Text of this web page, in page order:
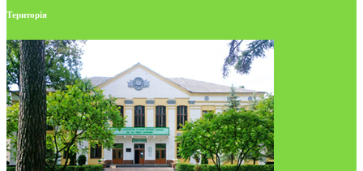
Територія